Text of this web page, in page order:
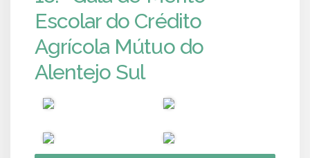
Escolar do Crédito
Agrícola Mútuo do
Alentejo Sul